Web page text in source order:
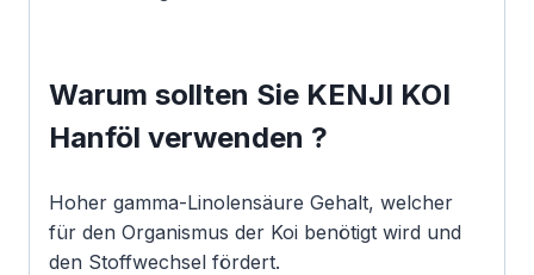
Warum sollten Sie KENJI KOI
Hanföl verwenden ?
Hoher gamma-Linolensäure Gehalt, welcher
für den Organismus der Koi benötigt wird und
den Stoffwechsel fördert.